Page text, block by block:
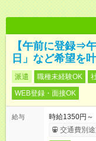
【午前に登録⇒
日」など希望を
派遣 職種未経験OK
WEB登録・面接OK
給与
時給1350円
交通費別